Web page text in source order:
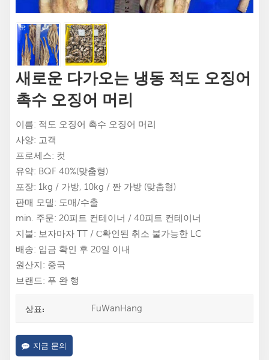
새로운 다가오는 냉동 적도 오징어
촉수 오징어 머리
이름: 적도 오징어 촉수 오징어 머리
사양: 고객
프로세스: 컷
유약: BQF 40%(맞춤형)
포장: 1kg / 가방, 10kg / 짠 가방 (맞춤형)
판매 모델: 도매/수출
min. 주문: 20피트 컨테이너 / 40피트 컨테이너
지불: 보자마자 TT / С확인된 취소 불가능한 LC
배송: 입금 확인 후 20일 이내
원산지: 중국
브랜드: 푸 완 행
상표: FuWanHang
지금 문의